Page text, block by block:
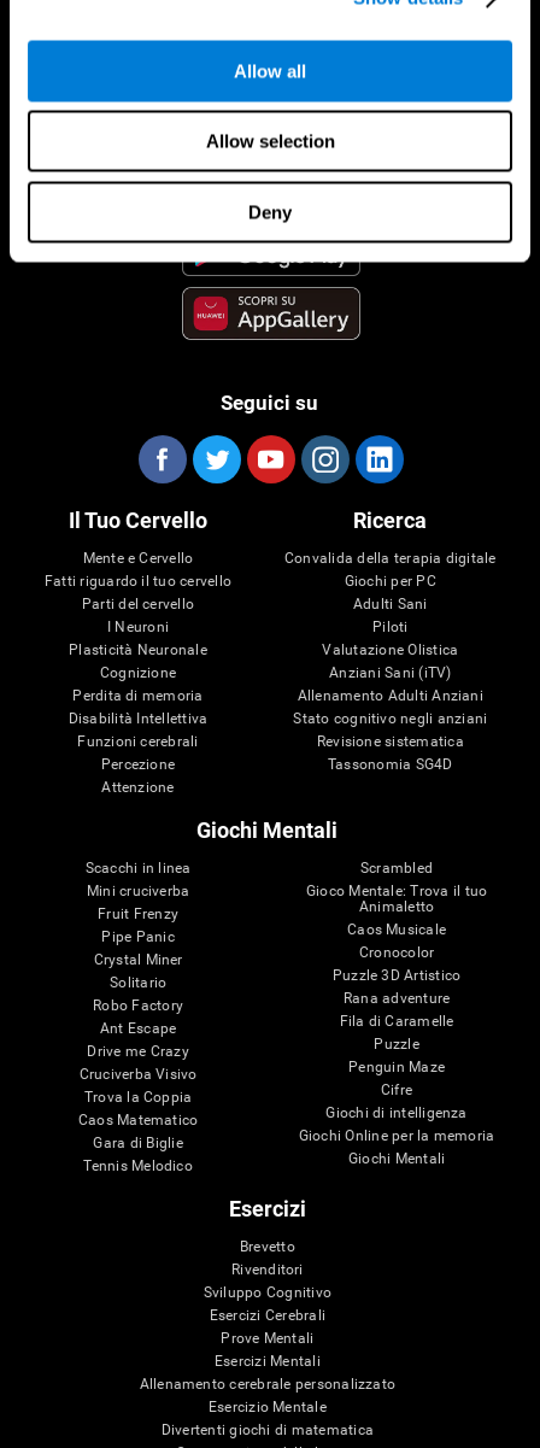
Allow all
Allow selection
Deny
App Di CogniFit
Seguici su
Il Tuo Cervello
Mente e Cervello
Fatti riguardo il tuo cervello
Parti del cervello
I Neuroni
Plasticità Neuronale
Cognizione
Perdita di memoria
Disabilità Intellettiva
Funzioni cerebrali
Percezione
Attenzione
Ricerca
Convalida della terapia digitale
Giochi per PC
Adulti Sani
Piloti
Valutazione Olistica
Anziani Sani (iTV)
Allenamento Adulti Anziani
Stato cognitivo negli anziani
Revisione sistematica
Tassonomia SG4D
Giochi Mentali
Scacchi in linea
Mini cruciverba
Fruit Frenzy
Pipe Panic
Crystal Miner
Solitario
Robo Factory
Ant Escape
Drive me Crazy
Cruciverba Visivo
Trova la Coppia
Caos Matematico
Gara di Biglie
Tennis Melodico
Scrambled
Gioco Mentale: Trova il tuo
Animaletto
Caos Musicale
Cronocolor
Puzzle 3D Artistico
Rana adventure
Fila di Caramelle
Puzzle
Penguin Maze
Cifre
Giochi di intelligenza
Giochi Online per la memoria
Giochi Mentali
Esercizi
Brevetto
Rivenditori
Sviluppo Cognitivo
Esercizi Cerebrali
Prove Mentali
Esercizi Mentali
Allenamento cerebrale personalizzato
Esercizio Mentale
Divertenti giochi di matematica